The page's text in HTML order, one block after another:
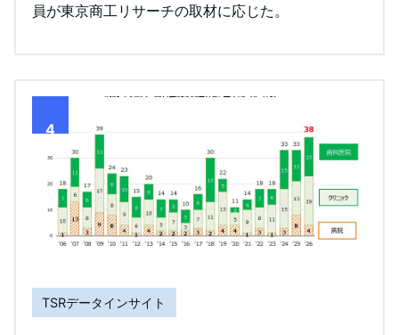
員が東京商工リサーチの取材に応じた。
4
TSRデータインサイト